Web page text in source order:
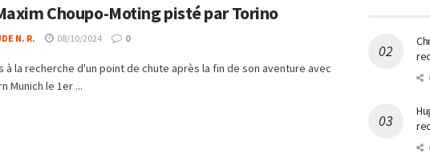
Choupo-Moting pisté par Torino
N. R. 08/10/2024 0
à la recherche d'un point de chute après la fin de son aventure avec
Munich le 1er ...